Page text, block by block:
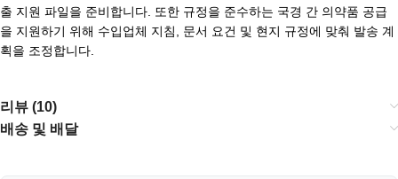
출 지원 파일을 준비합니다. 또한 규정을 준수하는 국경 간 의약품 공급
을 지원하기 위해 수입업체 지침, 문서 요건 및 현지 규정에 맞춰 발송 계
획을 조정합니다.
리뷰 (10)
배송 및 배달